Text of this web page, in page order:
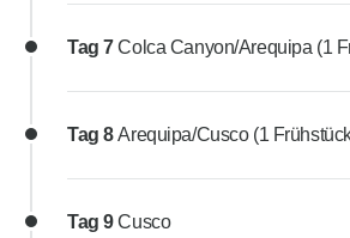
Tag 7Colca Canyon/Arequipa (1
Tag 8Arequipa/Cusco (1
Tag 9Cusco